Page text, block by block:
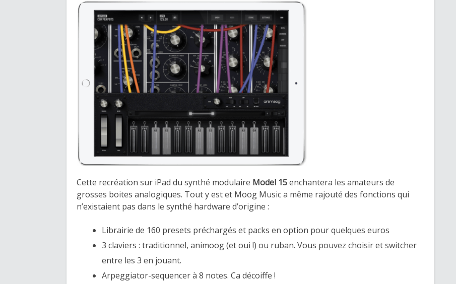
Cette recréation sur iPad du synthé modulaire Model 15enchantera les amateurs de
grosses boites analogiques. Tout y est et Moog Music a même rajouté des fonctions qui
n’existaient pas dans le synthé hardware d’origine :
Librairie de 160 presets préchargés et packs en option pour quelques euros
3 claviers : traditionnel, animoog (et oui !) ou ruban. Vous pouvez choisir et switcher
entre les 3 en jouant.
Arpeggiator-sequencer à 8 notes. Ca décoiffe !